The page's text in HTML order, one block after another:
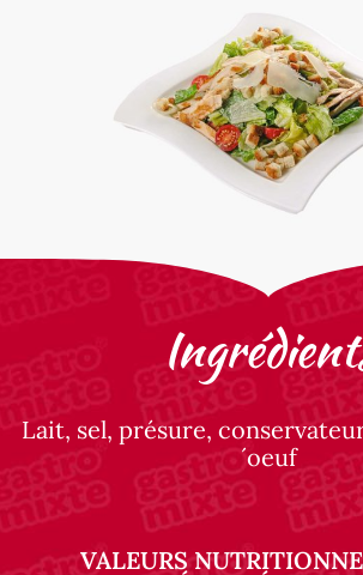
Lait, sel, présure,
´oeuf
VALEURS